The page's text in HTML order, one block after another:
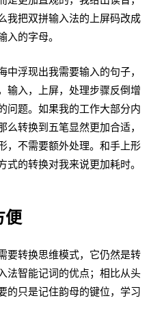
我把双拼输入法的上屏码改成
的字母。
浮现出我需要输入的句子，
输入，上屏，处理步骤反倒增
问题。如果我的工作大部分内
转换到五笔显然更加合适，
，不需要额外处理。和手上形
的转换对我来说更加耗时。
便
要转换思维模式，它仍然是转
法智能记词的优点；相比从头
的只是记住韵母的键位，学习